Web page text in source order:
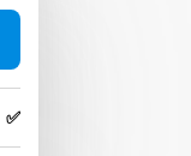
✅